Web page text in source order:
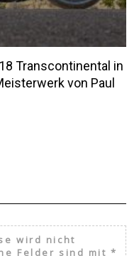
Transcontinental in
von Paul
wird nicht
Felder sind mit*